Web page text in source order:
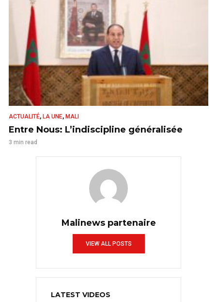
ACTUALITÉ, LA UNE, MALI
Entre Nous: L’indiscipline généralisée
3 min read
Malinews partenaire
VIEW ALL POSTS
LATEST VIDEOS